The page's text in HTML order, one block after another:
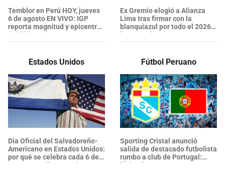
Temblor en Perú HOY, jueves
6 de agosto EN VIVO: IGP
reporta magnitud y epicentro
del último sismo
Ex Gremio elogió a Alianza
Lima tras firmar con la
blanquiazul por todo el 2026:
"Proyecto"
Estados Unidos
Día Oficial del Salvadoreño-
Americano en Estados Unidos:
por qué se celebra cada 6 de
agosto y cuál es su origen
Fútbol Peruano
Sporting Cristal anunció
salida de destacado futbolista
rumbo a club de Portugal:
"Éxitos"